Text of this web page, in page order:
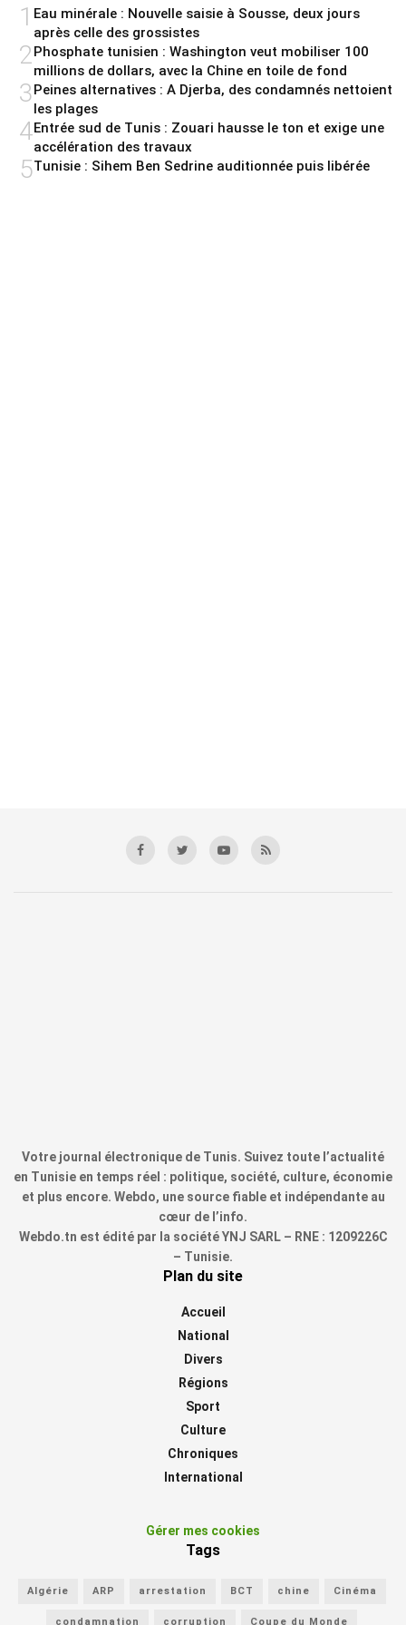
1 Eau minérale : Nouvelle saisie à Sousse, deux jours
après celle des grossistes
2 Phosphate tunisien : Washington veut mobiliser 100
millions de dollars, avec la Chine en toile de fond
3Peines alternatives : A Djerba, des condamnés nettoient
les plages
4Entrée sud de Tunis : Zouari hausse le ton et exige une
accélération des travaux
5Tunisie : Sihem Ben Sedrine auditionnée puis libérée
Votre journal électronique de Tunis. Suivez toute l’actualité
en Tunisie en temps réel : politique, société, culture, économie
et plus encore. Webdo, une source fiable et indépendante au
cœur de l’info.
Webdo.tn est édité par la société YNJ SARL – RNE : 1209226C
– Tunisie.
Plan du site
Accueil
National
Divers
Régions
Sport
Culture
Chroniques
International
Gérer mes cookies
Tags
Algérie ARP arrestation BCT chine Cinéma
condamnation corruption Coupe du Monde